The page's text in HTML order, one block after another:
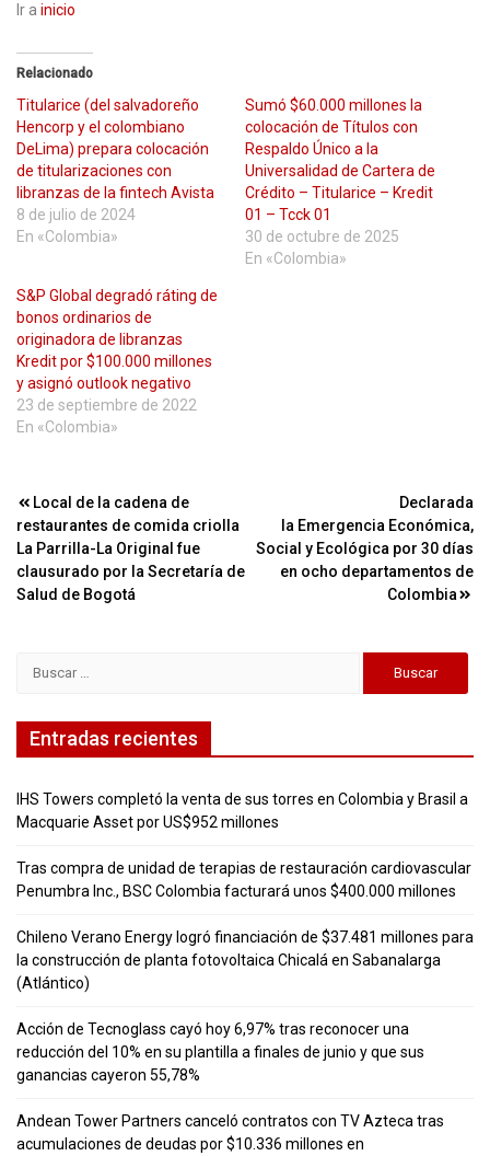
Ir a inicio
Relacionado
Titularice (del salvadoreño
Hencorp y el colombiano
DeLima) prepara colocación
de titularizaciones con
libranzas de la fintech Avista
8 de julio de 2024
En «Colombia»
Sumó $60.000 millones la
colocación de Títulos con
Respaldo Único a la
Universalidad de Cartera de
Crédito – Titularice – Kredit
01 – Tcck 01
30 de octubre de 2025
En «Colombia»
S&P Global degradó ráting de
bonos ordinarios de
originadora de libranzas
Kredit por $100.000 millones
y asignó outlook negativo
23 de septiembre de 2022
En «Colombia»
Navegación
de
entradas
Local de la cadena de
restaurantes de comida criolla
La Parrilla-La Original fue
clausurado por la Secretaría de
Salud de Bogotá
Declarada
la Emergencia Económica,
Social y Ecológica por 30 días
en ocho departamentos de
Colombia
Entradas recientes
IHS Towers completó la venta de sus torres en Colombia y Brasil a
Macquarie Asset por US$952 millones
Tras compra de unidad de terapias de restauración cardiovascular
Penumbra Inc., BSC Colombia facturará unos $400.000 millones
Chileno Verano Energy logró financiación de $37.481 millones para
la construcción de planta fotovoltaica Chicalá en Sabanalarga
(Atlántico)
Acción de Tecnoglass cayó hoy 6,97% tras reconocer una
reducción del 10% en su plantilla a finales de junio y que sus
ganancias cayeron 55,78%
Andean Tower Partners canceló contratos con TV Azteca tras
acumulaciones de deudas por $10.336 millones en